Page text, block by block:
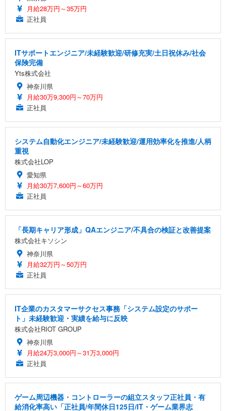
月給28万円～35万円
正社員
ITサポートエンジニア/未経験歓迎/研修充実/土日祝休み/社会
保険完備
Yts株式会社
神奈川県
月給30万9,300円～70万円
正社員
システム自動化エンジニア/未経験歓迎/運用効率化を推進/人柄
重視
株式会社LOP
愛知県
月給30万7,600円～60万円
正社員
「長期キャリア形成」QAエンジニア/不具合の検証と改善提案
株式会社キソシン
神奈川県
月給32万円～50万円
正社員
IT企業のカスタマーサクセス事務「システム設定のサポー
ト」未経験歓迎・実績を給与に反映
株式会社RIOT GROUP
神奈川県
月給24万3,000円～31万3,000円
正社員
ゲーム周辺機器・コントローラーの組立スタッフ正社員・有
給消化率高い「正社員/年間休日125日/IT・ゲーム業界志